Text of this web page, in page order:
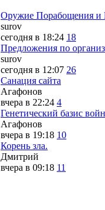
Оружие Порабощения и
surov
сегодня в 18:24 18
Предложения по
surov
сегодня в 12:07 26
Санация сайта
Агафонов
вчера в 22:24 4
Генетический базис
Агафонов
вчера в 19:18 10
Корень зла.
Дмитрий
вчера в 09:18 11